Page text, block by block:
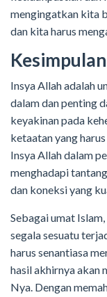
mengingatkan kita
dan kita harus
Kesimpulan
Insya Allah adalah
dalam dan penting
keyakinan pada
ketaatan yang
Insya Allah dalam
menghadapi
dan koneksi yang
Sebagai umat
segala sesuatu
harus senantiasa
hasil akhirnya akan
Nya. Dengan